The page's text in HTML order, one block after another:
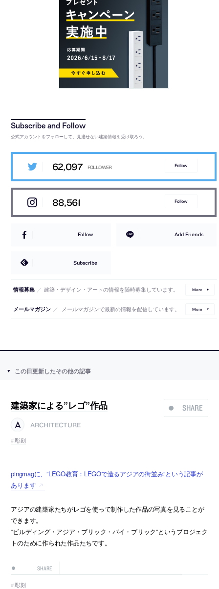
公式アカウントをフォローして、見逃せない建築情報を受け取ろう。
62,097 Follow
88,561 Follow
Follow Add Friends
Subscribe
情報募集 ／ 建築・デザイン・アートの情報を随時募集しています。 More
メールマガジン ／ メールマガジンで最新の情報を配信しています。 More
この日更新したその他の記事
SHARE
建築家による”レゴ”作品
ARCHITECTURE
彫刻
pingmagに、”LEGO教育：LEGOで造るアジアの街並み”という記事が
あります
アジアの建築家たちがレゴを使って制作した作品の写真を見ることが
できます。
“ビルディング・アジア・ブリック・バイ・ブリック”というプロジェク
トのために作られた作品たちです。
SHARE
彫刻